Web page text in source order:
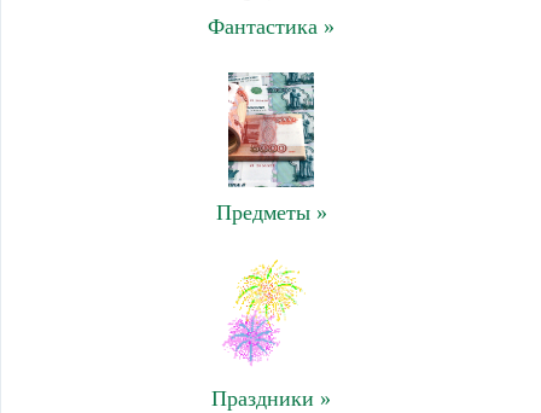
Фантастика »
Предметы »
Праздники »